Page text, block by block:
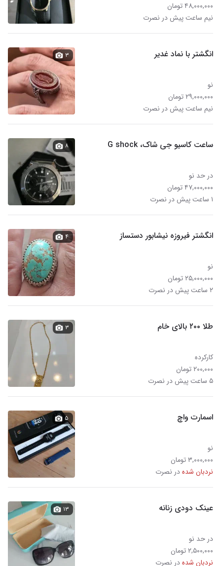
۴۸,۰۰۰,۰۰۰ تومان
نیم ساعت پیش در نصرت
انگشتر با نماد غدیر
نو
۲۹,۰۰۰,۰۰۰ تومان
نیم ساعت پیش در نصرت
۳
ساعت کاسیو جی شاک، G shock
در حد نو
۴۷,۰۰۰,۰۰۰ تومان
۱ ساعت پیش در نصرت
۸
انگشتر فیروزه نیشابور دستساز
نو
۲۵,۰۰۰,۰۰۰ تومان
۲ ساعت پیش در نصرت
۴
طلا ۲۰۰ بالای خام
کارکرده
۲۰۰,۰۰۰ تومان
۵ ساعت پیش در نصرت
۳
اسمارت واچ
نو
۳,۰۰۰,۰۰۰ تومان
نردبان شدهدر نصرت
۵
عینک دودی زنانه
در حد نو
۲,۵۰۰,۰۰۰ تومان
نردبان شدهدر نصرت
۱۳